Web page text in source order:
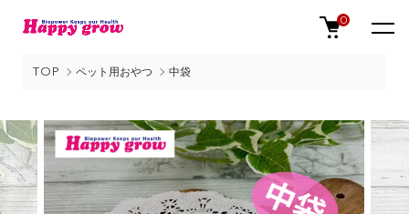
0
TOP ペット用おやつ 中袋